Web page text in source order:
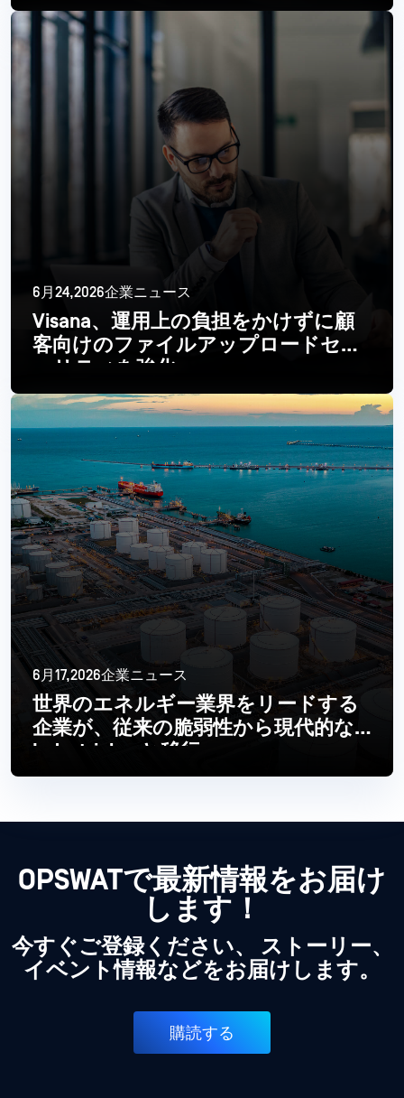
Read More
6月24,2026企業ニュース
Visana、運用上の負担をかけずに顧
客向けのファイルアップロードセキ
ュリティを強化
続きを読む
6月17,2026企業ニュース
世界のエネルギー業界をリードする
企業が、従来の脆弱性から現代的な
Industrial へと移行
続きを読む
OPSWATで最新情報をお届け
します！
今すぐご登録ください、 ストーリー、
イベント情報などをお届けします。
購読する